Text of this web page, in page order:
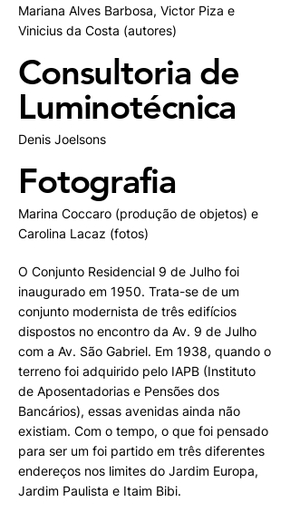
Mariana Alves Barbosa, Victor Piza e
Vinicius da Costa (autores)
Consultoria de
Luminotécnica
Denis Joelsons
Fotografia
Marina Coccaro (produção de objetos) e
Carolina Lacaz (fotos)
O Conjunto Residencial 9 de Julho foi
inaugurado em 1950. Trata-se de um
conjunto modernista de três edifícios
dispostos no encontro da Av. 9 de Julho
com a Av. São Gabriel. Em 1938, quando o
terreno foi adquirido pelo IAPB (Instituto
de Aposentadorias e Pensões dos
Bancários), essas avenidas ainda não
existiam. Com o tempo, o que foi pensado
para ser um foi partido em três diferentes
endereços nos limites do Jardim Europa,
Jardim Paulista e Itaim Bibi.